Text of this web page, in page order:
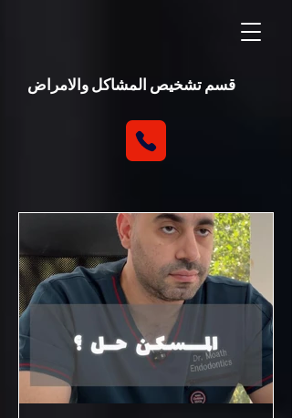
قسم تشخيص المشاكل والامراض